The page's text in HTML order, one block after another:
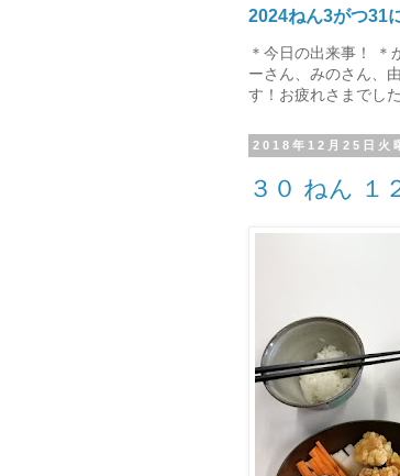
2024ねん3がつ31
＊今日の出来事！
ーさん、みのさん、
す！お疲れさまでし
2018年12月25日火
３０ ねん １